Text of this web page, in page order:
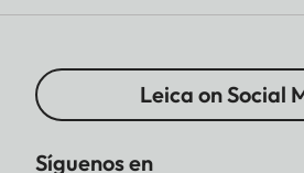
Leica on Social
Síguenos en